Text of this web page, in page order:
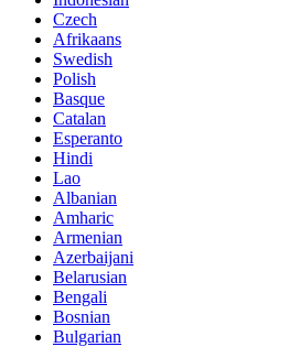
Czech
Afrikaans
Swedish
Polish
Basque
Catalan
Esperanto
Hindi
Lao
Albanian
Amharic
Armenian
Azerbaijani
Belarusian
Bengali
Bosnian
Bulgarian